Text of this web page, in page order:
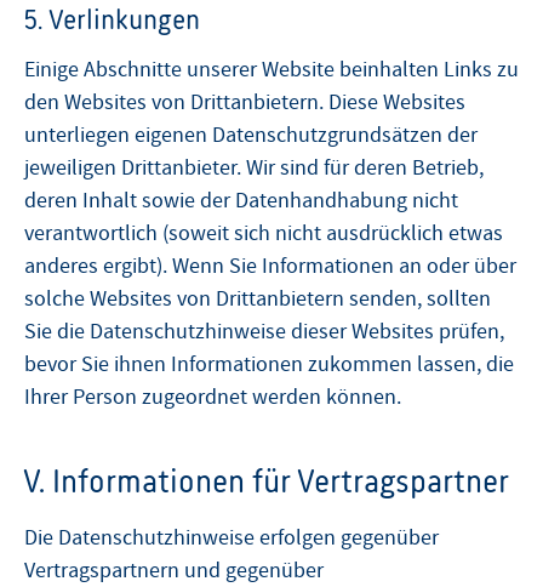
5. Verlinkungen
Einige Abschnitte unserer Website beinhalten Links zu
den Websites von Drittanbietern. Diese Websites
unterliegen eigenen Datenschutzgrundsätzen der
jeweiligen Drittanbieter. Wir sind für deren Betrieb,
deren Inhalt sowie der Datenhandhabung nicht
verantwortlich (soweit sich nicht ausdrücklich etwas
anderes ergibt). Wenn Sie Informationen an oder über
solche Websites von Drittanbietern senden, sollten
Sie die Datenschutzhinweise dieser Websites prüfen,
bevor Sie ihnen Informationen zukommen lassen, die
Ihrer Person zugeordnet werden können.
V. Informationen für Vertragspartner
Die Datenschutzhinweise erfolgen gegenüber
Vertragspartnern und gegenüber